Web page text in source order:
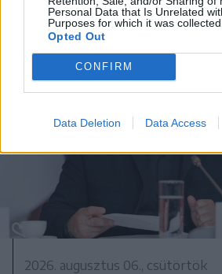
Personal Data that Is Unrelated
Purposes for which it was collected.
Opted Out
CONFIRM
Data Deletion Data Access
2026. augusztus 06., csütörtök